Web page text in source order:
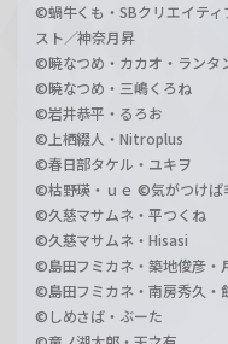
©蝸牛くも・SBクリエイテ
スト／神奈月昇
©暁なつめ・カカオ・ランタ
©暁なつめ・三嶋くろね
©岩井恭平・るろお
©上栖綴人・Nitroplus
©春日部タケル・ユキヲ
©枯野瑛・ｕｅ ©気がつけば
©久慈マサムネ・平つくね
©久慈マサムネ・Hisasi
©島田フミカネ・築地俊彦・
©島田フミカネ・南房秀久・
©しめさば・ぶーた